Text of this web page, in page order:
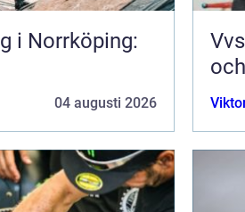
i Norrköping:
04 augusti 2026